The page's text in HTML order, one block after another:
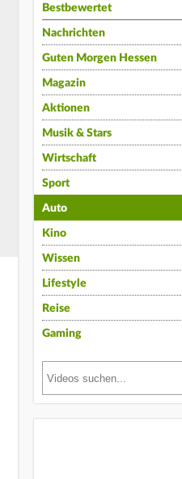
Bestbewertet
Nachrichten
Guten Morgen Hessen
Magazin
Aktionen
Musik & Stars
Wirtschaft
Sport
Auto
Kino
Wissen
Lifestyle
Reise
Gaming